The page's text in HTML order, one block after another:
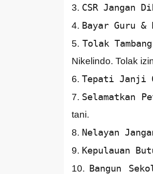
3. CSR Jangan
4. Bayar Guru &
5. Tolak
Nikelindo. Tolak
6. Tepati Janji
7. Selamatkan
tani.
8. Nelayan
9. Kepulauan
10. Bangun